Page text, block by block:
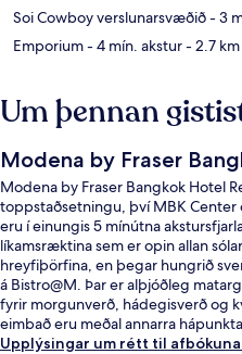
Soi Cowboy verslunarsvæðið- 3
Emporium- 4 mín. akstur- 2.7 km
Um þennan
Modena by Fraser
Modena by Fraser Bangkok Hotel
toppstaðsetningu, því MBK Center
eru í einungis 5 mínútna
líkamsræktina sem er opin allan
hreyfiþörfina, en þegar hungrið
á Bistro@M. Þar er alþjóðleg
fyrir morgunverð, hádegisverð og
eimbað eru meðal annarra
meðal helstu kosta gististaðarins sé
Upplýsingar um rétt til